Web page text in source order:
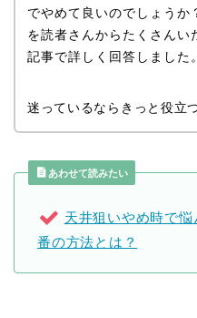
でやめて良いのでしょうか
を読者さんからたくさんい
記事で詳しく回答しました。
迷っているならきっと役立
あわせて読みたい
天井狙いやめ時で
番の方法とは？